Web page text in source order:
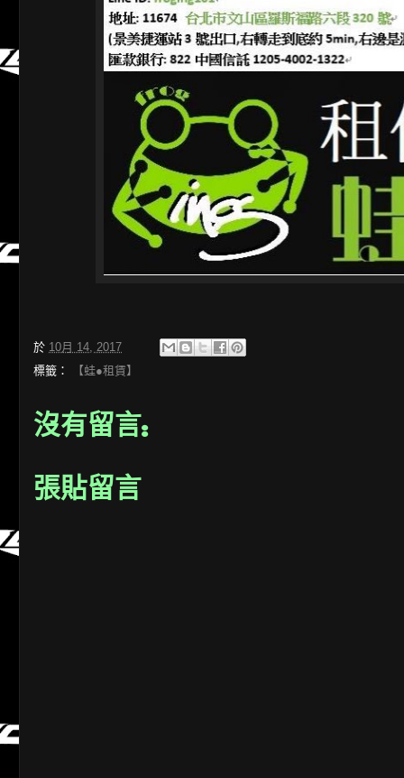
於 10月 14, 2017
標籤：
【蛙●租賃】
沒有留言:
張貼留言